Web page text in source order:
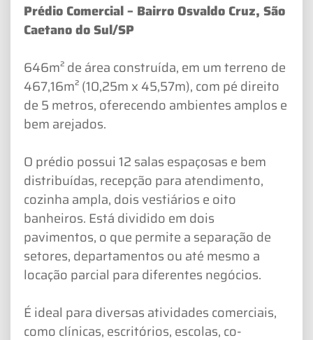
Prédio Comercial – Bairro Osvaldo Cruz, São
Caetano do Sul/SP
646m² de área construída, em um terreno de
467,16m² (10,25m x 45,57m), com pé direito
de 5 metros, oferecendo ambientes amplos e
bem arejados.
O prédio possui 12 salas espaçosas e bem
distribuídas, recepção para atendimento,
cozinha ampla, dois vestiários e oito
banheiros. Está dividido em dois
pavimentos, o que permite a separação de
setores, departamentos ou até mesmo a
locação parcial para diferentes negócios.
É ideal para diversas atividades comerciais,
como clínicas, escritórios, escolas, co-